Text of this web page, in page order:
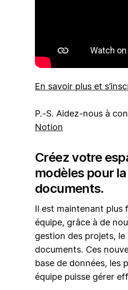
En savoir plus et
P.-S. Aidez-nous à
Notion
Créez votre
modèles pour
documents.
Il est maintenant plus
équipe, grâce à de
gestion des projets,
documents. Ces
base de données, les
équipe puisse gérer